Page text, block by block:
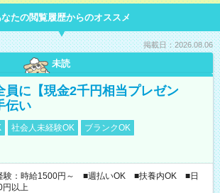
たの閲覧履歴からのオススメ
掲載日：2026.08.06
未読
員に【現金2千円相当プレゼン
伝い
社会人未経験OK
ブランクOK
験：時給1500円～ ■週払いOK ■扶養内OK ■日
円以上